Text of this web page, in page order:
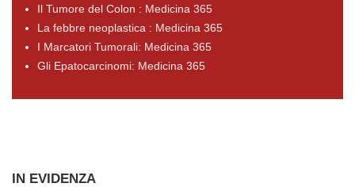
Il Tumore del Colon : Medicina 365
La febbre neoplastica : Medicina 365
I Marcatori Tumorali: Medicina 365
Gli Epatocarcinomi: Medicina 365
IN EVIDENZA